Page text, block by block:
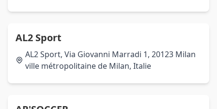
AL2 Sport
AL2 Sport, Via Giovanni Marradi 1, 20123 Milan
ville métropolitaine de Milan, Italie